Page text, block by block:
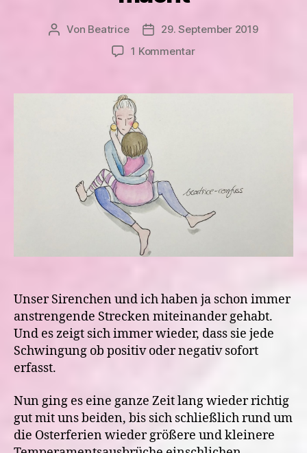
Beitragsautor
Von Beatrice Veröffentlichungsdatum
29. September 2019
1 Kommentarzu
alles
Unser Sirenchen und ich haben ja schon immer
anstrengende Strecken miteinander gehabt.
Und es zeigt sich immer wieder, dass sie jede
Schwingung ob positiv oder negativ sofort
erfasst.
Nun ging es eine ganze Zeit lang wieder richtig
gut mit uns beiden, bis sich schließlich rund um
die Osterferien wieder größere und kleinere